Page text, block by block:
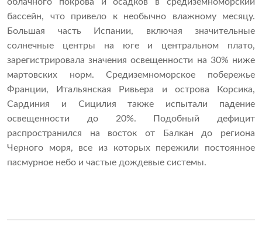
бассейн, что привело к необычно влажному месяцу.
Большая часть Испании, включая значительные
солнечные центры на юге и центральном плато,
зарегистрировала значения освещенности на 30% ниже
мартовских норм. Средиземноморское побережье
Франции, Итальянская Ривьера и острова Корсика,
Сардиния и Сицилия также испытали падение
освещенности до 20%. Подобный дефицит
распространился на восток от Балкан до региона
Черного моря, все из которых пережили постоянное
пасмурное небо и частые дождевые системы.